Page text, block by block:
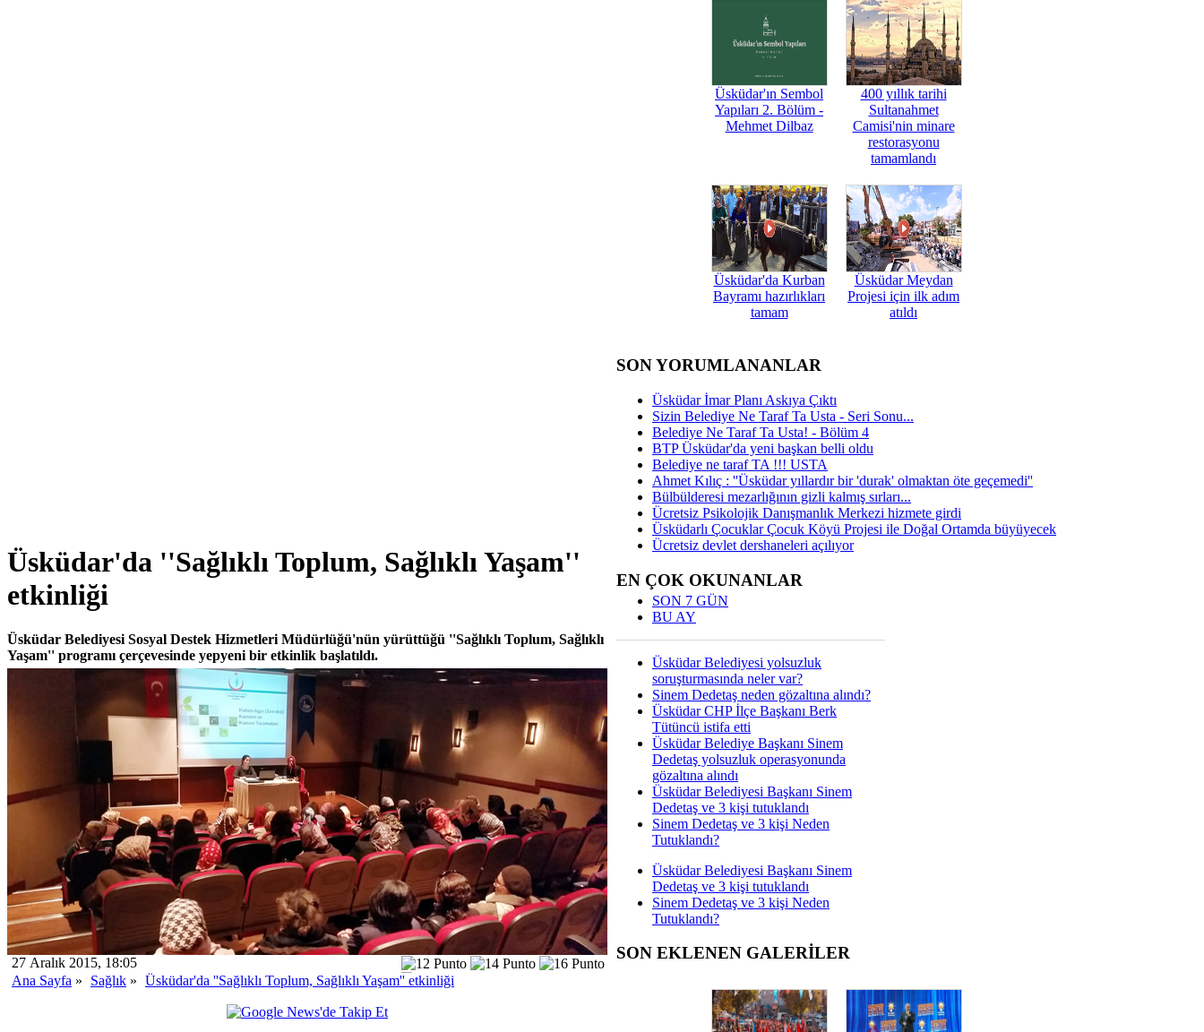
Üsküdar'da ''Sağlıklı Toplum, Sağlıklı Yaşam''
etkinliği
Üsküdar Belediyesi Sosyal Destek Hizmetleri Müdürlüğü'nün yürüttüğü ''Sağlıklı Toplum, Sağlıklı
Yaşam'' programı çerçevesinde yepyeni bir etkinlik başlatıldı.
27 Aralık 2015, 18:05
Ana Sayfa » Sağlık » Üsküdar'da ''Sağlıklı Toplum, Sağlıklı Yaşam'' etkinliği
Üsküdar'ın Sembol
Yapıları 2. Bölüm -
Mehmet Dilbaz
400 yıllık tarihi
Sultanahmet
Camisi'nin minare
restorasyonu
tamamlandı
Üsküdar'da Kurban
Bayramı hazırlıkları
tamam
Üsküdar Meydan
Projesi için ilk adım
atıldı
SON YORUMLANANLAR
Üsküdar İmar Planı Askıya Çıktı
Sizin Belediye Ne Taraf Ta Usta - Seri Sonu...
Belediye Ne Taraf Ta Usta! - Bölüm 4
BTP Üsküdar'da yeni başkan belli oldu
Belediye ne taraf TA !!! USTA
Ahmet Kılıç : ''Üsküdar yıllardır bir 'durak' olmaktan öte geçemedi''
Bülbülderesi mezarlığının gizli kalmış sırları...
Ücretsiz Psikolojik Danışmanlık Merkezi hizmete girdi
Üsküdarlı Çocuklar Çocuk Köyü Projesi ile Doğal Ortamda büyüyecek
Ücretsiz devlet dershaneleri açılıyor
EN ÇOK OKUNANLAR
SON 7 GÜN
BU AY
Üsküdar Belediyesi yolsuzluk
soruşturmasında neler var?
Sinem Dedetaş neden gözaltına alındı?
Üsküdar CHP İlçe Başkanı Berk
Tütüncü istifa etti
Üsküdar Belediye Başkanı Sinem
Dedetaş yolsuzluk operasyonunda
gözaltına alındı
Üsküdar Belediyesi Başkanı Sinem
Dedetaş ve 3 kişi tutuklandı
Sinem Dedetaş ve 3 kişi Neden
Tutuklandı?
Üsküdar Belediyesi Başkanı Sinem
Dedetaş ve 3 kişi tutuklandı
Sinem Dedetaş ve 3 kişi Neden
Tutuklandı?
SON EKLENEN GALERİLER